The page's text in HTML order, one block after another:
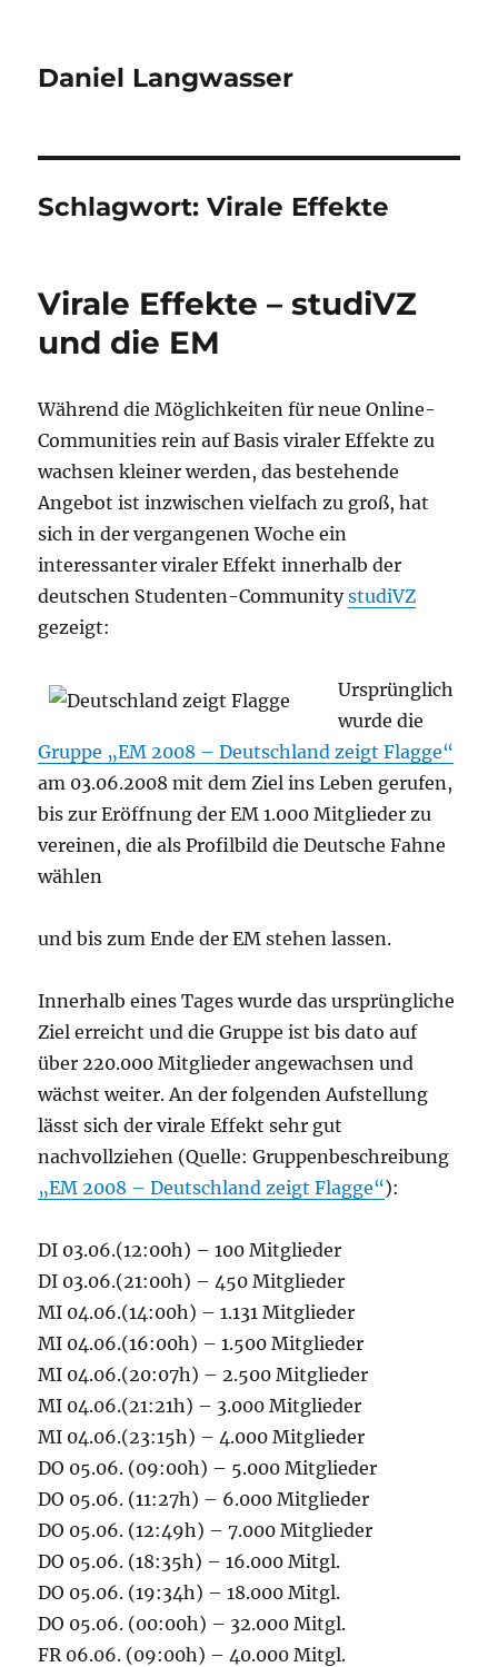
Daniel Langwasser
Schlagwort:Virale Effekte
Virale Effekte – studiVZ
und die EM
Während die Möglichkeiten für neue Online-
Communities rein auf Basis viraler Effekte zu
wachsen kleiner werden, das bestehende
Angebot ist inzwischen vielfach zu groß, hat
sich in der vergangenen Woche ein
interessanter viraler Effekt innerhalb der
deutschen Studenten-CommunitystudiVZ
gezeigt:
Ursprünglich
wurde die
Gruppe „EM 2008 – Deutschland zeigt Flagge“
am 03.06.2008 mit dem Ziel ins Leben gerufen,
bis zur Eröffnung der EM 1.000 Mitglieder zu
vereinen, die als Profilbild die Deutsche Fahne
wählen
und bis zum Ende der EM stehen lassen.
Innerhalb eines Tages wurde das ursprüngliche
Ziel erreicht und die Gruppe ist bis dato auf
über 220.000 Mitglieder angewachsen und
wächst weiter. An der folgenden Aufstellung
lässt sich der virale Effekt sehr gut
nachvollziehen (Quelle: Gruppenbeschreibung
„EM 2008 – Deutschland zeigt Flagge“):
DI 03.06.(12:00h) – 100 Mitglieder
DI 03.06.(21:00h) – 450 Mitglieder
MI 04.06.(14:00h) – 1.131 Mitglieder
MI 04.06.(16:00h) – 1.500 Mitglieder
MI 04.06.(20:07h) – 2.500 Mitglieder
MI 04.06.(21:21h) – 3.000 Mitglieder
MI 04.06.(23:15h) – 4.000 Mitglieder
DO 05.06. (09:00h) – 5.000 Mitglieder
DO 05.06. (11:27h) – 6.000 Mitglieder
DO 05.06. (12:49h) – 7.000 Mitglieder
DO 05.06. (18:35h) – 16.000 Mitgl.
DO 05.06. (19:34h) – 18.000 Mitgl.
DO 05.06. (00:00h) – 32.000 Mitgl.
FR 06.06. (09:00h) – 40.000 Mitgl.